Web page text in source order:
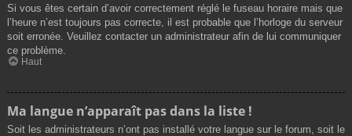
Si vous êtes certain d’avoir correctement réglé le fuseau horaire mais que
l’heure n’est toujours pas correcte, il est probable que l’horloge du serveur
soit erronée. Veuillez contacter un administrateur afin de lui communiquer
ce problème.
Haut
Ma langue n’apparaît pas dans la liste !
Soit les administrateurs n’ont pas installé votre langue sur le forum, soit le